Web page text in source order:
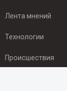
Лента мнений
Технологии
Происшествия